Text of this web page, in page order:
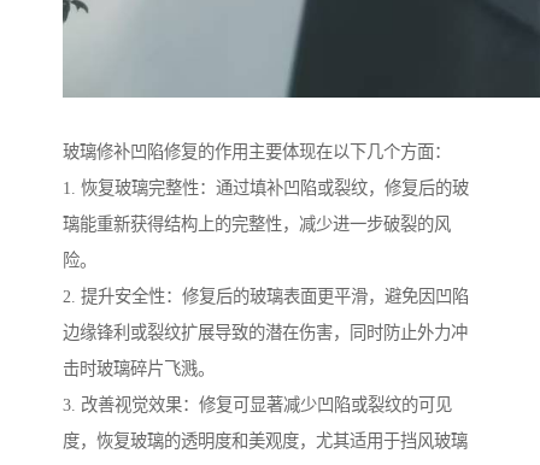
玻璃修补凹陷修复的作用主要体现在以下几个方面：
1. 恢复玻璃完整性：通过填补凹陷或裂纹，修复后的玻
璃能重新获得结构上的完整性，减少进一步破裂的风
险。
2. 提升安全性：修复后的玻璃表面更平滑，避免因凹陷
边缘锋利或裂纹扩展导致的潜在伤害，同时防止外力冲
击时玻璃碎片飞溅。
3. 改善视觉效果：修复可显著减少凹陷或裂纹的可见
度，恢复玻璃的透明度和美观度，尤其适用于挡风玻璃